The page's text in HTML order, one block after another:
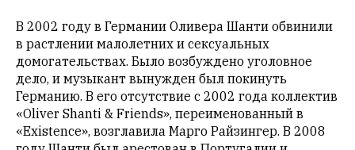
Главный
редактор
—
Армен
фон
Геворкян
В 2002 году в Германии Оливера Шанти обвинили
в растлении малолетних и сексуальных
домогательствах. Было возбуждено уголовное
дело, и музыкант вынужден был покинуть
Германию. В его отсутствие с 2002 года коллектив
«Oliver Shanti & Friends», переименованный в
«Existence», возглавила Марго Райзингер. В 2008